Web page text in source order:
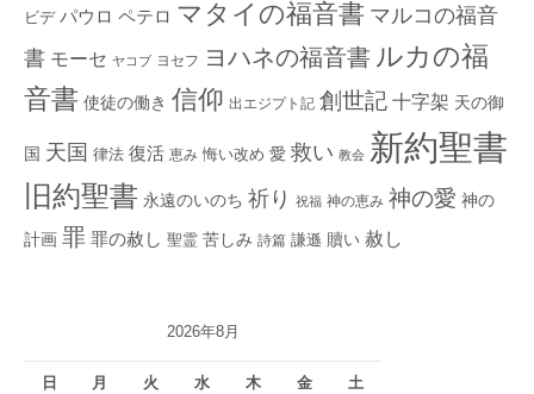
ビデ パウロ ペテロ マタイの福音書 マルコの福音
書 モーセ ヤコブ ヨセフ ヨハネの福音書 ルカの福
音書 使徒の働き 信仰 出エジプト記 創世記 十字架 天の御
国 天国 律法 復活 恵み 悔い改め 愛 救い 教会 新約聖書
旧約聖書 永遠のいのち 祈り 祝福 神の恵み 神の愛 神の
計画 罪 罪の赦し 聖霊 苦しみ 詩篇 謙遜 贖い 赦し
2026年8月
日 月 火 水 木 金 土